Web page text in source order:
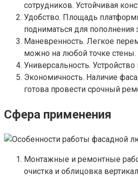
сотрудников. Устойчивая
Удобство. Площадь
подниматься для
Маневренность. Легкое
можно на любой точке стены.
Универсальность.
Экономичность. Наличие
готова провести срочный
Сфера применения
Монтажные и ремонтные
очистка и облицовка